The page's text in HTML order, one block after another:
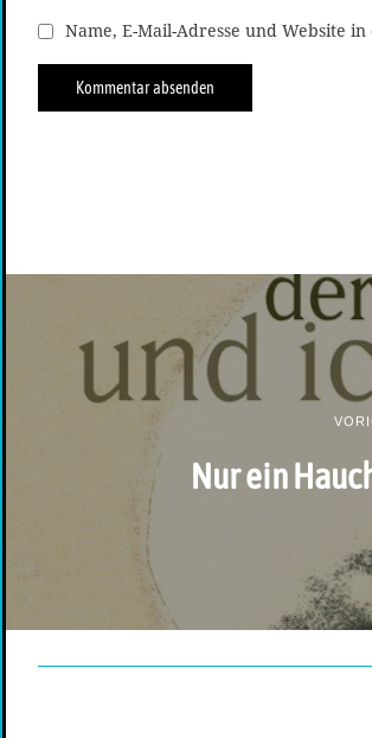
Name, E-Mail-Adresse und Website
Nur ein